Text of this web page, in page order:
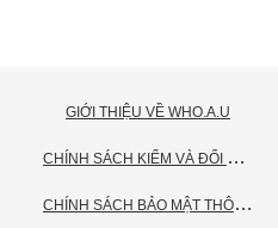
GIỚI THIỆU VỀ WHO.A.U
C
HÍNH SÁCH KIỂM VÀ ĐỔI TRẢ HÀNG
C
HÍNH SÁCH BẢO MẬT THÔNG TIN CÁ NHÂN